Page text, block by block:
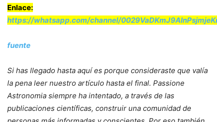
Enlace:
https://whatsapp.com/channel/
fuente
Si has llegado hasta aquí es porque consideraste que valía
la pena leer nuestro artículo hasta el final. Passione
Astronomia siempre ha intentado, a través de las
publicaciones científicas, construir una comunidad de